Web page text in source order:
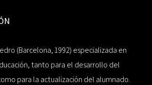
(Barcelona, 1992) especializada en
tanto para el desarrollo del
para la actualización del alumnado.